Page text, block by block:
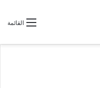
القائمة